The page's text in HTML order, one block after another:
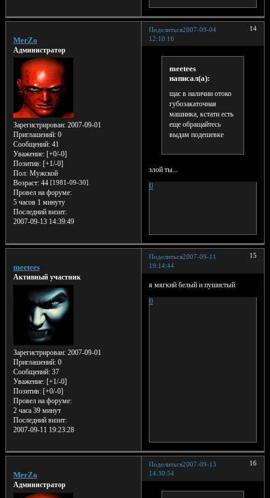
Поделиться 14
2007-09-04
12:10:16
MerZo
Администратор
Зарегистрирован: 2007-09-01
Приглашений:0
Сообщений:41
Уважение: [+0/-0]
Позитив: [+1/-0]
Пол:Мужской
Возраст:44 [1981-09-30]
Провел на форуме:
5 часов 1 минуту
Последний визит:
2007-09-13 14:39:49
meetees
написал(а):
щас в наличии отоко
губозакаточная
машинка, кстати есть
еще обращайтесь
выдам подешевке
злой ты...
0
Поделиться 15
2007-09-11
19:14:44
meetees
Активный участник
Зарегистрирован: 2007-09-01
Приглашений:0
Сообщений:37
Уважение: [+1/-0]
Позитив: [+0/-0]
Провел на форуме:
2 часа 39 минут
Последний визит:
2007-09-11 19:23:28
я мягкий белый и пушистый
0
Поделиться 16
2007-09-13
14:30:54
MerZo
Администратор